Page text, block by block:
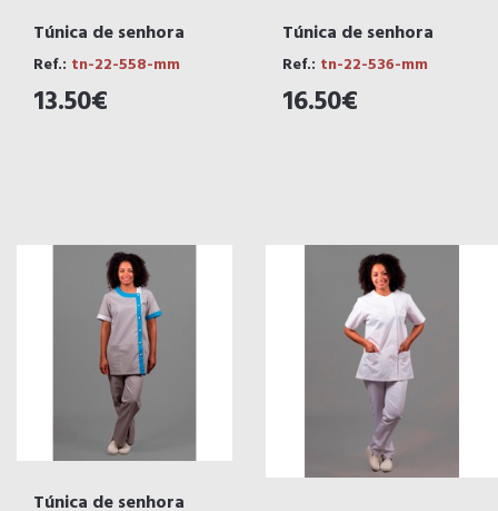
Túnica de senhora
Ref.: tn-22-558-mm
13.50€
Túnica de senhora
Ref.: tn-22-536-mm
16.50€
Túnica de senhora